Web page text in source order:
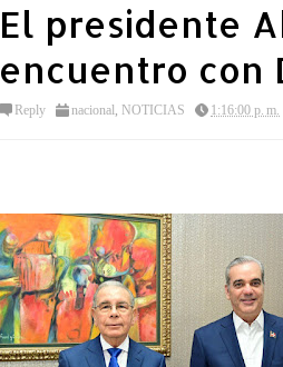
El presidente
encuentro con
Reply nacional, NOTICIAS 1:16:00 p. m.